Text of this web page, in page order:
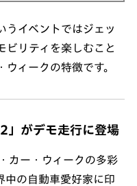
うイベントではジェッ
ビリティを楽しむこと
ィークの特徴です。
がデモ走行に登場
カー・ウィークの多彩
中の自動車愛好家に印